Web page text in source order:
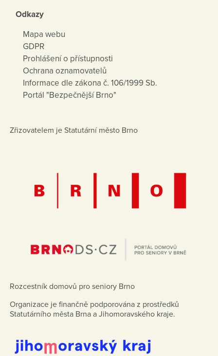
Odkazy
Mapa webu
GDPR
Prohlášení o přístupnosti
Ochrana oznamovatelů
Informace dle zákona č. 106/1999 Sb.
Portál "Bezpečnější Brno"
Zřizovatelem je Statutární město Brno
Rozcestník domovů pro seniory Brno
Organizace je finančně podporována z prostředků
Statutárního města Brna a Jihomoravského kraje.